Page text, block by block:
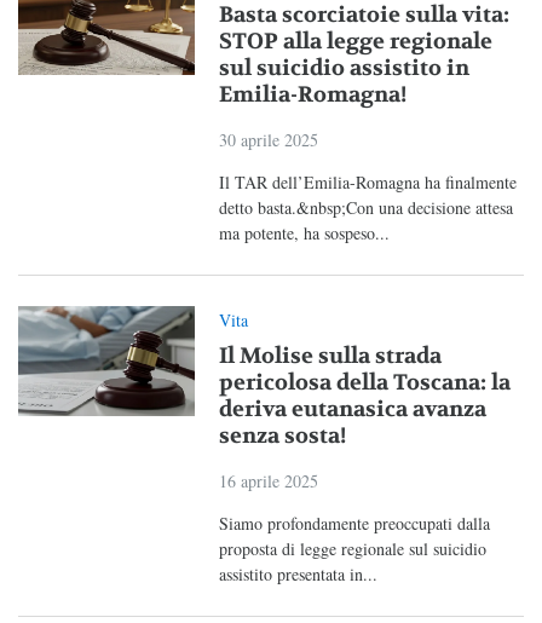
Basta scorciatoie sulla vita:
STOP alla legge regionale
sul suicidio assistito in
Emilia-Romagna!
30 aprile 2025
Il TAR dell’Emilia-Romagna ha finalmente
detto basta.&nbsp;Con una decisione attesa
ma potente, ha sospeso...
Vita
Il Molise sulla strada
pericolosa della Toscana: la
deriva eutanasica avanza
senza sosta!
16 aprile 2025
Siamo profondamente preoccupati dalla
proposta di legge regionale sul suicidio
assistito presentata in...